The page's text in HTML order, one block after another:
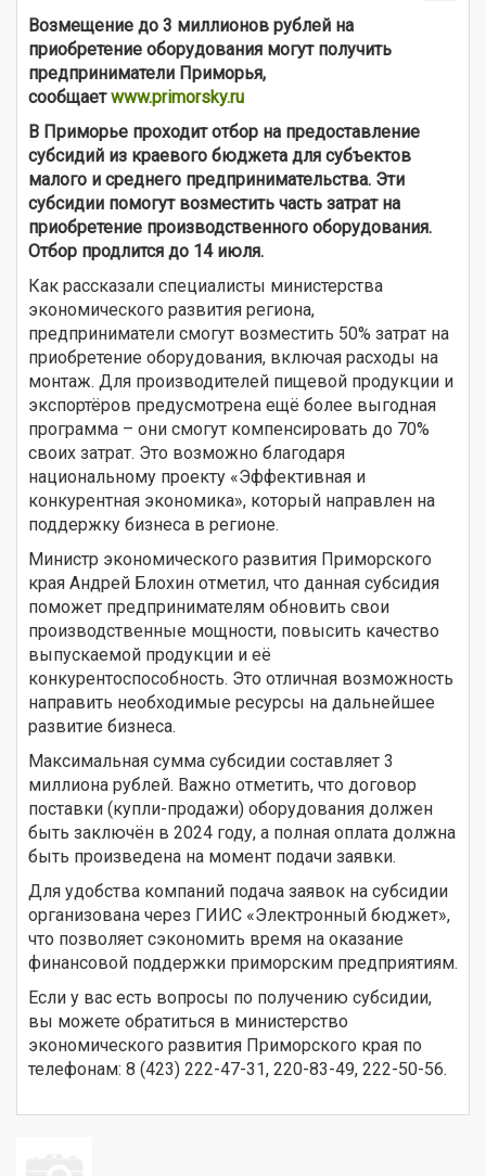
Возмещение до 3 миллионов рублей на
приобретение оборудования могут получить
предприниматели Приморья,
сообщаетwww.primorsky.ru
В Приморье проходит отбор на предоставление
субсидий из краевого бюджета для субъектов
малого и среднего предпринимательства. Эти
субсидии помогут возместить часть затрат на
приобретение производственного оборудования.
Отбор продлится до 14 июля.
Как рассказали специалисты министерства
экономического развития региона,
предприниматели смогут возместить 50% затрат на
приобретение оборудования, включая расходы на
монтаж. Для производителей пищевой продукции и
экспортёров предусмотрена ещё более выгодная
программа – они смогут компенсировать до 70%
своих затрат. Это возможно благодаря
национальному проекту «Эффективная и
конкурентная экономика», который направлен на
поддержку бизнеса в регионе.
Министр экономического развития Приморского
края Андрей Блохин отметил, что данная субсидия
поможет предпринимателям обновить свои
производственные мощности, повысить качество
выпускаемой продукции и её
конкурентоспособность. Это отличная возможность
направить необходимые ресурсы на дальнейшее
развитие бизнеса.
Максимальная сумма субсидии составляет 3
миллиона рублей. Важно отметить, что договор
поставки (купли-продажи) оборудования должен
быть заключён в 2024 году, а полная оплата должна
быть произведена на момент подачи заявки.
Для удобства компаний подача заявок на субсидии
организована через ГИИС «Электронный бюджет»,
что позволяет сэкономить время на оказание
финансовой поддержки приморским предприятиям.
Если у вас есть вопросы по получению субсидии,
вы можете обратиться в министерство
экономического развития Приморского края по
телефонам: 8 (423) 222-47-31, 220-83-49, 222-50-56.